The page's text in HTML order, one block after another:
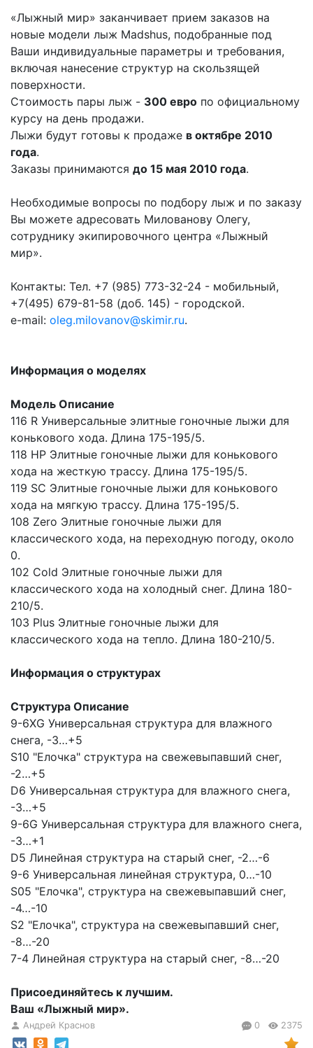
«Лыжный мир» заканчивает прием заказов на
новые модели лыж Madshus, подобранные под
Ваши индивидуальные параметры и требования,
включая нанесение структур на скользящей
поверхности.
Стоимость пары лыж - 300 евро по официальному
курсу на день продажи.
Лыжи будут готовы к продаже в октябре 2010
года.
Заказы принимаются до 15 мая 2010 года.
Необходимые вопросы по подбору лыж и по заказу
Вы можете адресовать Милованову Олегу,
сотруднику экипировочного центра «Лыжный
мир».
Контакты: Тел. +7 (985) 773-32-24 - мобильный,
+7(495) 679-81-58 (доб. 145) - городской.
e-mail: oleg.milovanov@skimir.ru.
Информация о моделях
Модель Описание
116 R Универсальные элитные гоночные лыжи для
конькового хода. Длина 175-195/5.
118 HP Элитные гоночные лыжи для конькового
хода на жесткую трассу. Длина 175-195/5.
119 SC Элитные гоночные лыжи для конькового
хода на мягкую трассу. Длина 175-195/5.
108 Zero Элитные гоночные лыжи для
классического хода, на переходную погоду, около
0.
102 Cold Элитные гоночные лыжи для
классического хода на холодный снег. Длина 180-
210/5.
103 Plus Элитные гоночные лыжи для
классического хода на тепло. Длина 180-210/5.
Информация о структурах
Структура Описание
9-6XG Универсальная структура для влажного
снега, -3…+5
S10 "Елочка" структура на свежевыпавший снег,
-2…+5
D6 Универсальная структура для влажного снега,
-3…+5
9-6G Универсальная структура для влажного снега,
-3…+1
D5 Линейная структура на старый снег, -2…-6
9-6 Универсальная линейная структура, 0…-10
S05 "Елочка", структура на свежевыпавший снег,
-4…-10
S2 "Елочка", структура на свежевыпавший снег,
-8…-20
7-4 Линейная структура на старый снег, -8…-20
Присоединяйтесь к лучшим.
Ваш «Лыжный мир».
Андрей Краснов 0 2375